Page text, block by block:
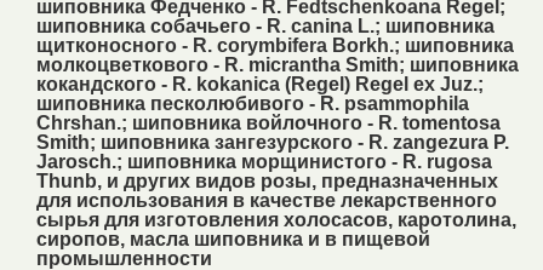
шиповника Федченко - R. Fedtschenkoana Regel;
шиповника собачьего - R. canina L.; шиповника
щитконосного - R. corymbifera Borkh.; шиповника
молкоцветкового - R. micrantha Smith; шиповника
кокандского - R. kokanica (Regel) Regel ex Juz.;
шиповника песколюбивого - R. psammophila
Chrshan.; шиповника войлочного - R. tomentosa
Smith; шиповника зангезурского - R. zangezura P.
Jarosch.; шиповника морщинистого - R. rugosa
Thunb, и других видов розы, предназначенных
для использования в качестве лекарственного
сырья для изготовления холосасов, каротолина,
сиропов, масла шиповника и в пищевой
промышленности